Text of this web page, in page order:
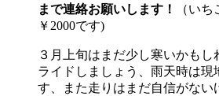
まで連絡お願いします！
（い
￥2000です)
３月上旬はまだ少し寒いかもし
ライドしましょう、雨天時は現
す、また走りはまだ自信がない